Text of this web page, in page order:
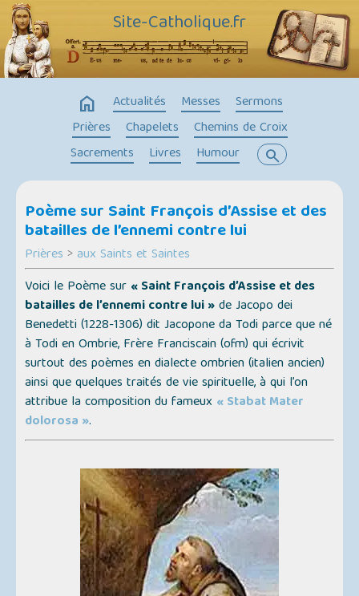
Site-Catholique.fr
home Actualités Messes
Sermons
Prières
Chapelets
Chemins de Croix
Sacrements
Livres Humour search
Poème sur Saint François d’Assise et des
batailles de l’ennemi contre lui
Prières > aux Saints et Saintes
Voici le Poème sur « Saint François d’Assise et des
batailles de l’ennemi contre lui »de Jacopo dei
Benedetti (1228-1306) ditJacopone da Todiparce que né
à Todi en Ombrie, Frère Franciscain (ofm) qui écrivit
surtout des poèmes en dialecte ombrien (italien ancien)
ainsi que quelques traités de vie spirituelle, à qui l’on
attribue la composition du fameux « Stabat Mater
dolorosa ».